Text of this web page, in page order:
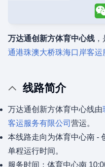
万达通创新方体育中心线
通港珠澳大桥珠海口岸客运
线路简介
万达通创新方体育中心线由
客运服务有限公司 营运。
本线路走向为体育中心南 -
单程运行时间。
服务时间：体育中心南